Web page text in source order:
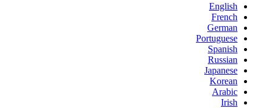
English
French
German
Portuguese
Spanish
Russian
Japanese
Korean
Arabic
Irish